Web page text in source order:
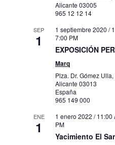
Alicante 03005
965 12 12 14
SEP
1
1 septiembre 2020 /
7:00 PM
EXPOSICIÓN
Marq
Plza. Dr. Gómez Ulla,
Alicante 03013
España
965 149 000
ENE
1
1 enero 2022 / 11:00
PM
Yacimiento El